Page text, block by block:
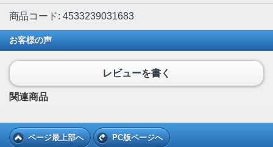
商品コード: 4533239031683
お客様の声
レビューを書く
関連商品
ページ最上部へ PC版ページへ